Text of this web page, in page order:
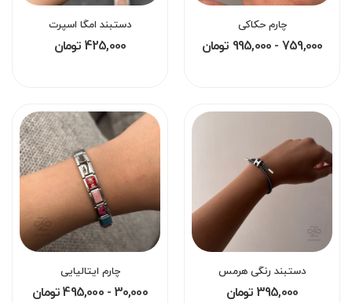
چارم حکاکی
759,000 - 995,000 تومان
دستبند امگا اسپرت
425,000 تومان
دستبند رنگی هرمس
395,000 تومان
چارم ایتالیایی
30,000 - 495,000 تومان